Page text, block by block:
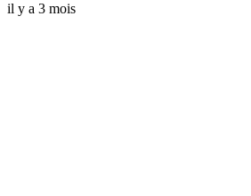
il y a 3 mois